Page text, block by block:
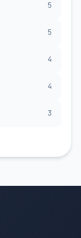
5
5
4
4
3